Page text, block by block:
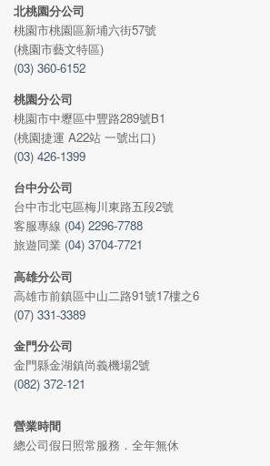
北桃園分公司
桃園市桃園區新埔六街57號
(桃園市藝文特區)
(03) 360-6152
桃園分公司
桃園市中壢區中豐路289號B1
(桃園捷運 A22站 一號出口)
(03) 426-1399
台中分公司
台中市北屯區梅川東路五段2號
客服專線 (04) 2296-7788
旅遊同業 (04) 3704-7721
高雄分公司
高雄市前鎮區中山二路91號17樓之6
(07) 331-3389
金門分公司
金門縣金湖鎮尚義機場2號
(082) 372-121
營業時間
總公司假日照常服務．全年無休